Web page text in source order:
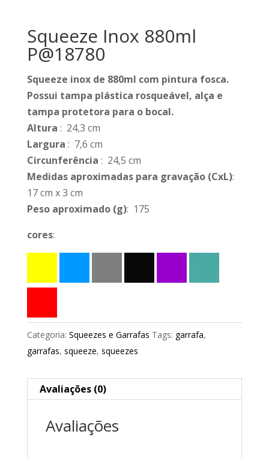
Squeeze Inox 880ml
P@18780
Squeeze inox de 880ml com pintura fosca.
Possui tampa plástica rosqueável, alça e
tampa protetora para o bocal.
Altura : 24,3 cm
Largura : 7,6 cm
Circunferência : 24,5 cm
Medidas aproximadas para gravação(CxL):
17 cm x 3 cm
Peso aproximado(g): 175
cores:
Categoria: Squeezes e Garrafas Tags: garrafa,
garrafas, squeeze, squeezes
Avaliações (0)
Avaliações